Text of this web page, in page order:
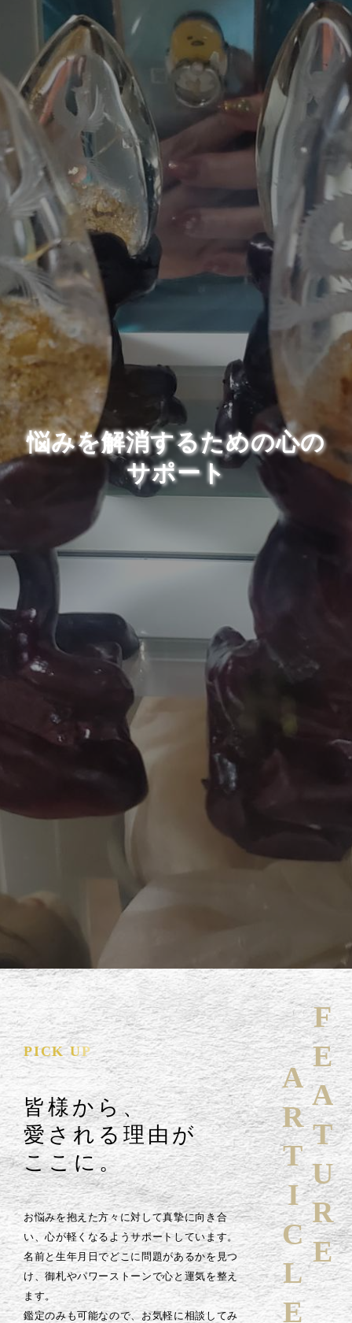
悩みを解消するための心の
サポート
PICK UP
皆様から、
愛される理由が
ここに。
お悩みを抱えた方々に対して真摯に向き合
い、心が軽くなるようサポートしています。
名前と生年月日でどこに問題があるかを見つ
け、御札やパワーストーンで心と運気を整え
ます。
鑑定のみも可能なので、お気軽に相談してみ
FEATURE
ARTICLE